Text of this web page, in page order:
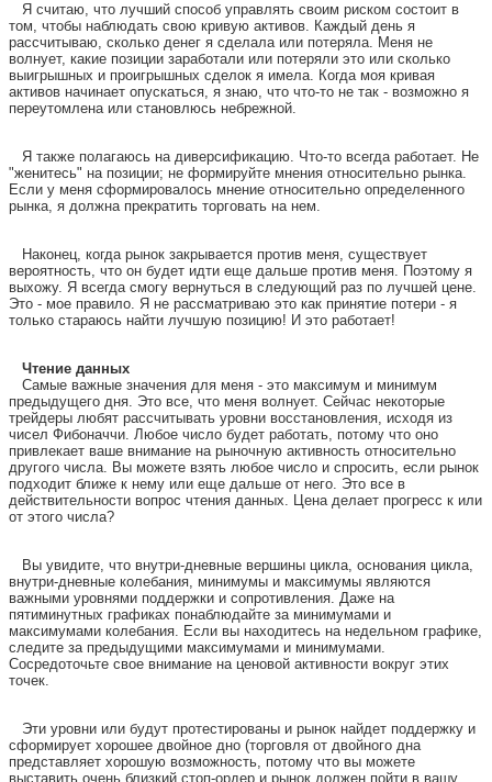
Я считаю, что лучший способ управлять своим риском состоит в
том, чтобы наблюдать свою кривую активов. Каждый день я
рассчитываю, сколько денег я сделала или потеряла. Меня не
волнует, какие позиции заработали или потеряли это или сколько
выигрышных и проигрышных сделок я имела. Когда моя кривая
активов начинает опускаться, я знаю, что что-то не так - возможно я
переутомлена или становлюсь небрежной.
Я также полагаюсь на диверсификацию. Что-то всегда работает. Не
"женитесь" на позиции; не формируйте мнения относительно рынка.
Если у меня сформировалось мнение относительно определенного
рынка, я должна прекратить торговать на нем.
Наконец, когда рынок закрывается против меня, существует
вероятность, что он будет идти еще дальше против меня. Поэтому я
выхожу. Я всегда смогу вернуться в следующий раз по лучшей цене.
Это - мое правило. Я не рассматриваю это как принятие потери - я
только стараюсь найти лучшую позицию! И это работает!
Чтение данных
Самые важные значения для меня - это максимум и минимум
предыдущего дня. Это все, что меня волнует. Сейчас некоторые
трейдеры любят рассчитывать уровни восстановления, исходя из
чисел Фибоначчи. Любое число будет работать, потому что оно
привлекает ваше внимание на рыночную активность относительно
другого числа. Вы можете взять любое число и спросить, если рынок
подходит ближе к нему или еще дальше от него. Это все в
действительности вопрос чтения данных. Цена делает прогресс к или
от этого числа?
Вы увидите, что внутри-дневные вершины цикла, основания цикла,
внутри-дневные колебания, минимумы и максимумы являются
важными уровнями поддержки и сопротивления. Даже на
пятиминутных графиках понаблюдайте за минимумами и
максимумами колебания. Если вы находитесь на недельном графике,
следите за предыдущими максимумами и минимумами.
Сосредоточьте свое внимание на ценовой активности вокруг этих
точек.
Эти уровни или будут протестированы и рынок найдет поддержку и
сформирует хорошее двойное дно (торговля от двойного дна
представляет хорошую возможность, потому что вы можете
выставить очень близкий стоп-ордер и рынок должен пойти в вашу